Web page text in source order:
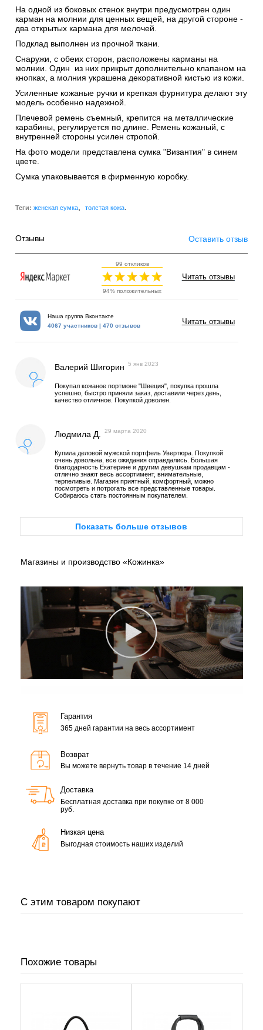
На одной из боковых стенок внутри предусмотрен один
карман на молнии для ценных вещей, на другой стороне -
два открытых кармана для мелочей.
Подклад выполнен из прочной ткани.
Снаружи, с обеих сторон, расположены карманы на
молнии. Один из них прикрыт дополнительно клапаном на
кнопках, а молния украшена декоративной кистью из кожи.
Усиленные кожаные ручки и крепкая фурнитура делают эту
модель особенно надежной.
Плечевой ремень съемный, крепится на металлические
карабины, регулируется по длине. Ремень кожаный, с
внутренней стороны усилен стропой.
На фото модели представлена сумка "Византия" в синем
цвете.
Сумка упаковывается в фирменную коробку.
Теги: женская сумка толстая кожа.
Отзывы Оставить отзыв
99 откликов
94% положительных
Читать отзывы
Наша группа Вконтакте
4067 участников | 470 отзывов
Читать отзывы
Валерий Шигорин 5 янв 2023
Покупал кожаное портмоне "Швеция", покупка прошла
успешно, быстро приняли заказ, доставили через день,
качество отличное. Покупкой доволен.
Людмила Д. 29 марта 2020
Купила деловой мужской портфель Увертюра. Покупкой
очень довольна, все ожидания оправдались. Большая
благодарность Екатерине и другим девушкам продавцам -
отлично знают весь ассортимент, внимательные,
терпеливые. Магазин приятный, комфортный, можно
посмотреть и потрогать все представленные товары.
Собираюсь стать постоянным покупателем.
Показать больше отзывов
Магазины и производство «Кожинка»
Гарантия
365 дней гарантии на весь ассортимент
Возврат
Вы можете вернуть товар в течение 14 дней
Доставка
Бесплатная доставка при покупке от 8 000
руб.
Низкая цена
Выгодная стоимость наших изделий
С этим товаром покупают
Похожие товары